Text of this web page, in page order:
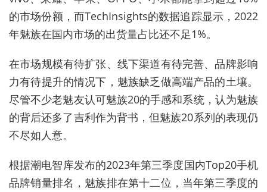
的市场份额，而TechInsights的数据追踪显示，2022
年魅族在国内市场的出货量占比还不足1%。
在市场规模有待扩张、线下渠道有待完善、品牌影响
力有待提升的情况下，魅族缺乏做高端产品的土壤。
尽管不少老魅友认可魅族20的手感和系统，认为魅族
的背后还多了吉利作为背书，但魅族20系列的表现仍
不尽如人意。
根据潮电智库发布的2023年第三季度国内Top20手机
品牌销量排名，魅族排在第十二位，当年第三季度的